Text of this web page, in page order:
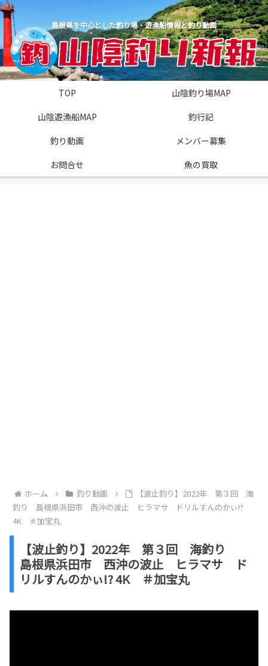
島根県を中心とした釣り場・遊漁船情報と釣り動画
TOP
山陰釣り場MAP
山陰遊漁船MAP
釣行記
釣り動画
メンバー募集
お問合せ
魚の買取
ホーム 釣り動画
【波止釣り】2022年 第３回 海
釣り 島根県浜田市 西沖の波止 ヒラマサ ドリルすんのかぃ!?
4K ＃加宝丸
【波止釣り】2022年 第３回 海釣り
島根県浜田市 西沖の波止 ヒラマサ ド
リルすんのかぃ!? 4K ＃加宝丸